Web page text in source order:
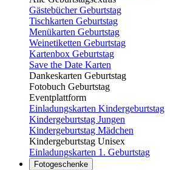
Gästebücher Geburtstag
Tischkarten Geburtstag
Menükarten Geburtstag
Weinetiketten Geburtstag
Kartenbox Geburtstag
Save the Date Karten
Dankeskarten Geburtstag
Fotobuch Geburtstag
Eventplattform
Einladungskarten Kindergeburtstag
Kindergeburtstag Jungen
Kindergeburtstag Mädchen
Kindergeburtstag Unisex
Einladungskarten 1. Geburtstag
Fotogeschenke